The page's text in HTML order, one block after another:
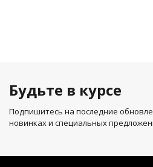
Будьте в курсе
Подпишитесь на последние
новинках и специальных